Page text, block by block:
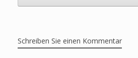
Schreiben Sie einen Kommentar